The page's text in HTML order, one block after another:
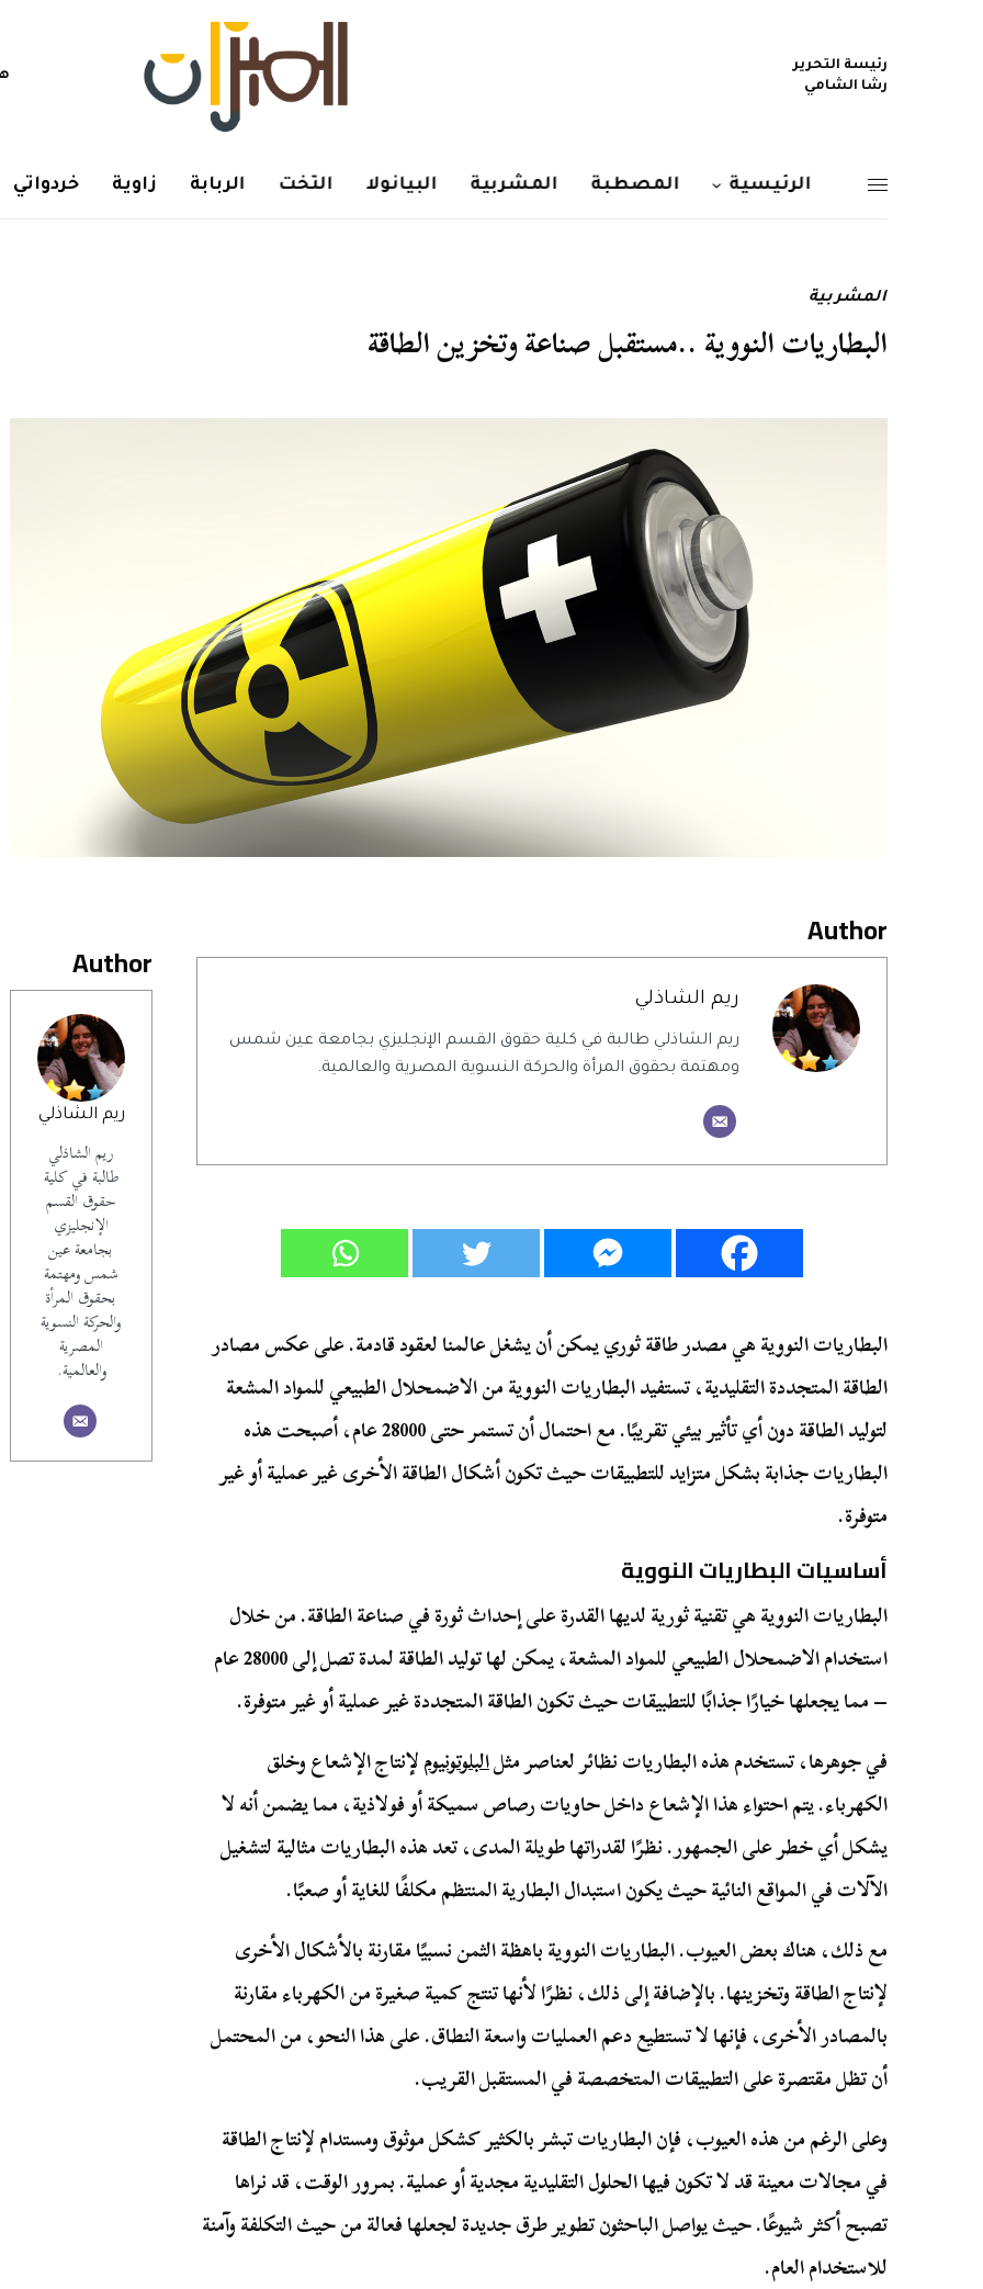
رئيسة التحرير
رشا الشامي
الرئيسية المصطبة المشربية البيانولا التخت الربابة زاوية خردواتي
المشربية
البطاريات النووية ..مستقبل صناعة وتخزين الطاقة
Author
ريم الشاذلي
ريم الشاذلي
طالبة في كلية
حقوق القسم
الإنجليزي
بجامعة عين
شمس ومهتمة
بحقوق المرأة
والحركة النسوية
المصرية
والعالمية.
Author
ريم الشاذلي
ريم الشاذلي طالبة في كلية حقوق القسم الإنجليزي بجامعة عين شمس
ومهتمة بحقوق المرأة والحركة النسوية المصرية والعالمية.
البطاريات النووية هي مصدر طاقة ثوري يمكن أن يشغل عالمنا لعقود قادمة. على عكس مصادر
الطاقة المتجددة التقليدية، تستفيد البطاريات النووية من الاضمحلال الطبيعي للمواد المشعة
لتوليد الطاقة دون أي تأثير بيئي تقريبًا. مع احتمال أن تستمر حتى 28000 عام، أصبحت هذه
البطاريات جذابة بشكل متزايد للتطبيقات حيث تكون أشكال الطاقة الأخرى غير عملية أو غير
متوفرة.
أساسيات البطاريات النووية
البطاريات النووية هي تقنية ثورية لديها القدرة على إحداث ثورة في صناعة الطاقة. من خلال
استخدام الاضمحلال الطبيعي للمواد المشعة، يمكن لها توليد الطاقة لمدة تصل إلى 28000 عام
– مما يجعلها خيارًا جذابًا للتطبيقات حيث تكون الطاقة المتجددة غير عملية أو غير متوفرة.
في جوهرها، تستخدم هذه البطاريات نظائر لعناصر مثلالبلوتونيوملإنتاج الإشعاع وخلق
الكهرباء. يتم احتواء هذا الإشعاع داخل حاويات رصاص سميكة أو فولاذية، مما يضمن أنه لا
يشكل أي خطر على الجمهور. نظرًا لقدراتها طويلة المدى، تعد هذه البطاريات مثالية لتشغيل
الآلات في المواقع النائية حيث يكون استبدال البطارية المنتظم مكلفًا للغاية أو صعبًا.
مع ذلك، هناك بعض العيوب. البطاريات النووية باهظة الثمن نسبيًا مقارنة بالأشكال الأخرى
لإنتاج الطاقة وتخزينها. بالإضافة إلى ذلك، نظرًا لأنها تنتج كمية صغيرة من الكهرباء مقارنة
بالمصادر الأخرى، فإنها لا تستطيع دعم العمليات واسعة النطاق. على هذا النحو، من المحتمل
أن تظل مقتصرة على التطبيقات المتخصصة في المستقبل القريب.
وعلى الرغم من هذه العيوب، فإن البطاريات تبشر بالكثير كشكل موثوق ومستدام لإنتاج الطاقة
في مجالات معينة قد لا تكون فيها الحلول التقليدية مجدية أو عملية. بمرور الوقت، قد نراها
تصبح أكثر شيوعًا. حيث يواصل الباحثون تطوير طرق جديدة لجعلها فعالة من حيث التكلفة وآمنة
للاستخدام العام.